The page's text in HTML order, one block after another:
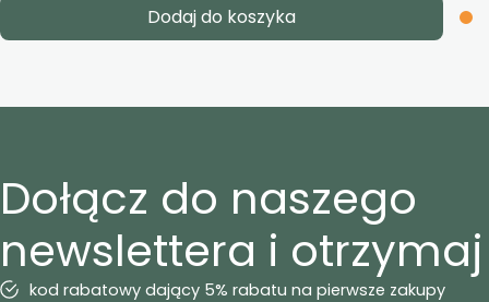
Dodaj do koszyka
Dołącz do naszego
newslettera i otrzymaj
kod rabatowy dający 5% rabatu na pierwsze zakupy